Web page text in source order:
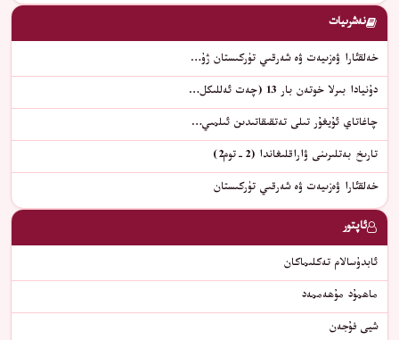
نەشرىيات
خەلقئارا ۋەزىيەت ۋە شەرقىي تۈركىستان ژۇ…
دۇنيادا بىرلا خوتەن بار 13 (چەت ئەللىكل…
چاغاتاي ئۇيغۇر تىلى تەتقىقاتىدىن ئىلمىي…
تارىخ بەتلىرىنى ۋاراقلىغاندا (2-توم2)
خەلقئارا ۋەزىيەت ۋە شەرقىي تۈركىستان
ئاپتور
ئابدۇسالام تەكلىماكان
ماھمۇد مۇھەممەد
شيى فۇجەن